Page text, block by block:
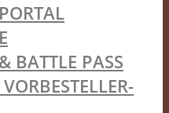
BATTLE PASS